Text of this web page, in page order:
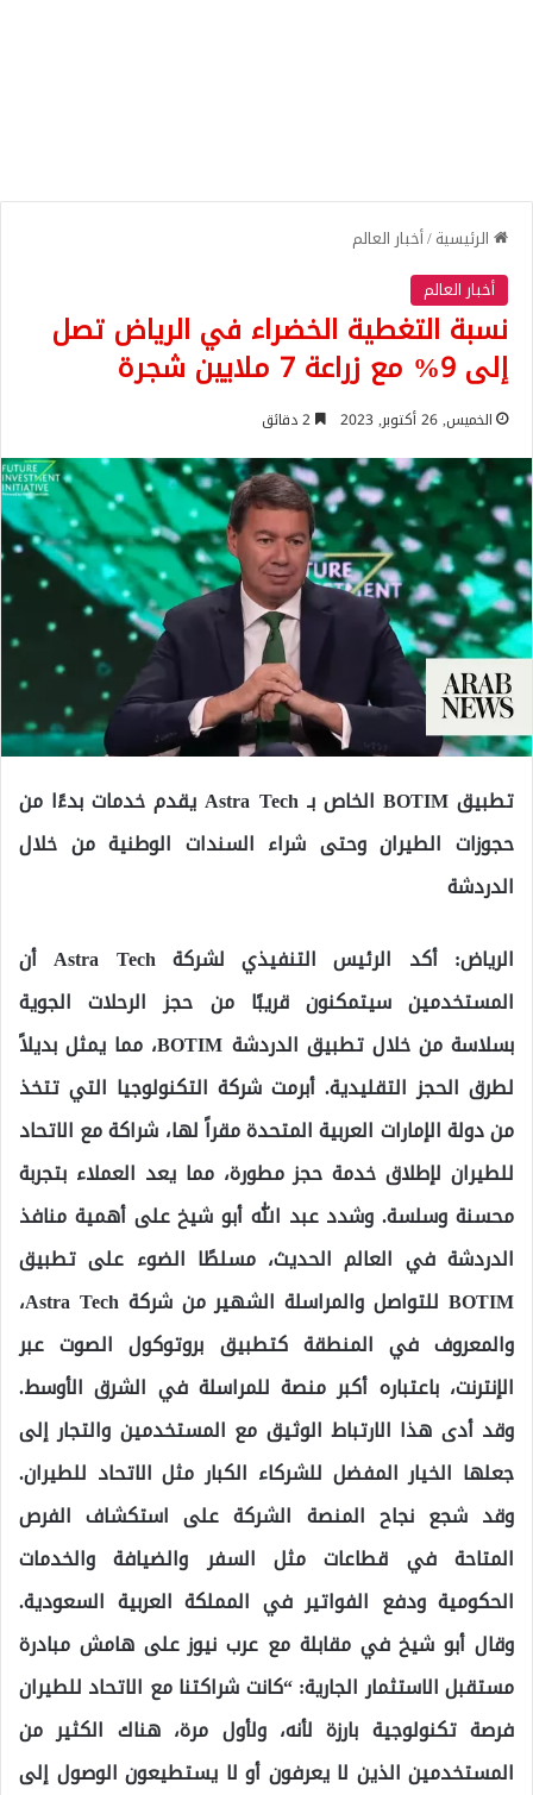
الرئيسية/أخبار العالم
أخبار العالم
نسبة التغطية الخضراء في الرياض تصل
إلى 9% مع زراعة 7 ملايين شجرة
الخميس, 26 أكتوبر, 2023
تطبيق BOTIM الخاص بـ Astra Tech يقدم خدمات بدءًا من
حجوزات الطيران وحتى شراء السندات الوطنية من خلال
الدردشة
الرياض: أكد الرئيس التنفيذي لشركة Astra Tech أن
المستخدمين سيتمكنون قريبًا من حجز الرحلات الجوية
بسلاسة من خلال تطبيق الدردشة BOTIM، مما يمثل بديلاً
لطرق الحجز التقليدية. أبرمت شركة التكنولوجيا التي تتخذ
من دولة الإمارات العربية المتحدة مقراً لها، شراكة مع الاتحاد
للطيران لإطلاق خدمة حجز مطورة، مما يعد العملاء بتجربة
محسنة وسلسة. وشدد عبد الله أبو شيخ على أهمية منافذ
الدردشة في العالم الحديث، مسلطًا الضوء على تطبيق
BOTIM للتواصل والمراسلة الشهير من شركة Astra Tech،
والمعروف في المنطقة كتطبيق بروتوكول الصوت عبر
الإنترنت، باعتباره أكبر منصة للمراسلة في الشرق الأوسط.
وقد أدى هذا الارتباط الوثيق مع المستخدمين والتجار إلى
جعلها الخيار المفضل للشركاء الكبار مثل الاتحاد للطيران.
وقد شجع نجاح المنصة الشركة على استكشاف الفرص
المتاحة في قطاعات مثل السفر والضيافة والخدمات
الحكومية ودفع الفواتير في المملكة العربية السعودية.
وقال أبو شيخ في مقابلة مع عرب نيوز على هامش مبادرة
مستقبل الاستثمار الجارية: “كانت شراكتنا مع الاتحاد للطيران
فرصة تكنولوجية بارزة لأنه، ولأول مرة، هناك الكثير من
المستخدمين الذين لا يعرفون أو لا يستطيعون الوصول إلى